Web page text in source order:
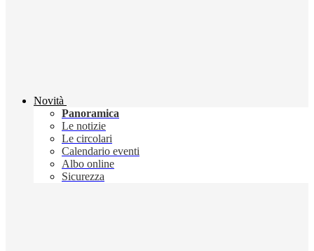
Novità
Panoramica
Le notizie
Le circolari
Calendario eventi
Albo online
Sicurezza